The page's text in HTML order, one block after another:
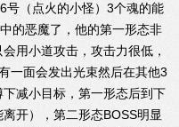
号（点火的小怪）3个魂的能
的恶魔了，他的第一形态非
用小道攻击，攻击力很低，
一面会发出光束然后在其他3
减小目标，第一形态后到下
开），第二形态BOSS明显